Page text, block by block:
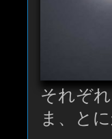
それぞ
ま、とに